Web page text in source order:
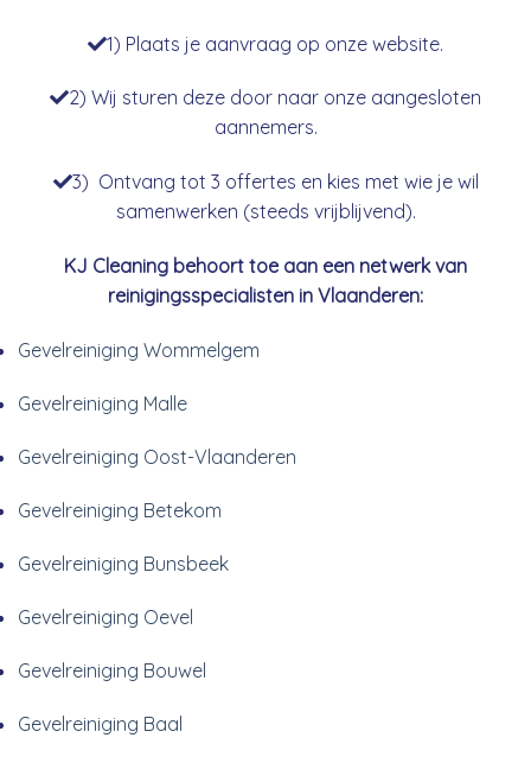
1) Plaats je aanvraag op onze website.
2) Wij sturen deze door naar onze aangesloten
aannemers.
3) Ontvang tot 3 offertes en kies met wie je wil
samenwerken (steeds vrijblijvend).
KJ Cleaning behoort toe aan een netwerk van
reinigingsspecialisten in Vlaanderen:
Gevelreiniging Wommelgem
Gevelreiniging Malle
Gevelreiniging Oost-Vlaanderen
Gevelreiniging Betekom
Gevelreiniging Bunsbeek
Gevelreiniging Oevel
Gevelreiniging Bouwel
Gevelreiniging Baal